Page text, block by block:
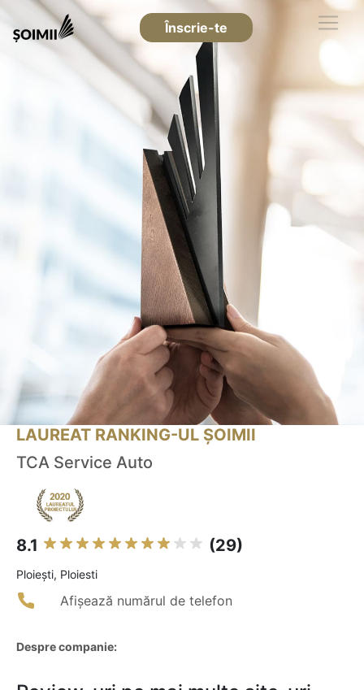
Înscrie-te
LAUREAT RANKING-UL ȘOIMII
TCA Service Auto
8.1 (29)
Ploieşti, Ploiesti
Afișează numărul de telefon
Despre companie: